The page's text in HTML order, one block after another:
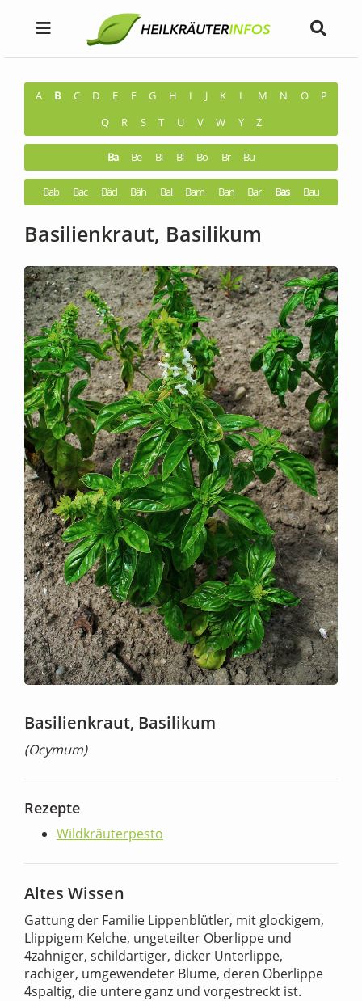
A B C D E F G H I J K L M N Ö
P
Q
R S T U V W Y Z
Ba Be Bi Bl Bo Br Bu
Bab Bac Bäd Bäh Bal Bam Ban Bar Bas Bau
Basilienkraut, Basilikum
Basilienkraut, Basilikum
(Ocymum)
Rezepte
Wildkräuterpesto
Altes Wissen
Gattung der Familie Lippenblütler, mit glockigem,
Llippigem Kelche, ungeteilter Oberlippe und
4zahniger, schildartiger, dicker Unterlippe,
rachiger, umgewendeter Blume, deren Oberlippe
4spaltig, die untere ganz und vorgestreckt ist.